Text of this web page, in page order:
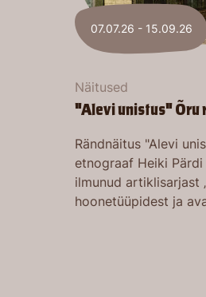
07.07.26 - 15.09.26
Näitused
"Alevi unistus" Õru
Rändnäitus "Alevi
etnograaf Heiki Pärdi
ilmunud artiklisarjast
hoonetüüpidest ja